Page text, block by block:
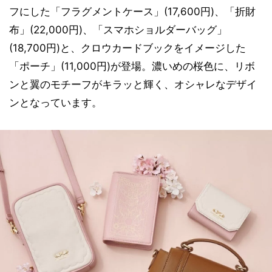
フにした「フラグメントケース」(17,600円)、「折財
布」(22,000円)、「スマホショルダーバッグ」
(18,700円)と、クロウカードブックをイメージした
「ポーチ」(11,000円)が登場。濃いめの桜色に、リボ
ンと翼のモチーフがキラッと輝く、オシャレなデザイ
ンとなっています。